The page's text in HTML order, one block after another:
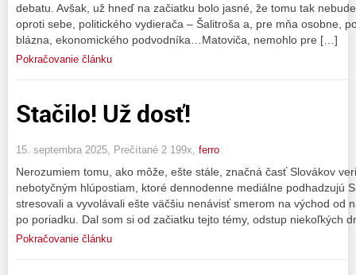
debatu. Avšak, už hneď na začiatku bolo jasné, že tomu tak
oproti sebe, politického vydierača – Šalitroša a, pre mňa osobne,
blázna, ekonomického podvodníka…Matoviča, nemohlo pre […]
Pokračovanie článku
Stačilo! Už dosť!
15. septembra 2025, Prečítané 2 199x, ferro
Nerozumiem tomu, ako môže, ešte stále, značná časť Slovákov
nebotyčným hlúpostiam, ktoré dennodenne mediálne podhadzujú
stresovali a vyvolávali ešte väčšiu nenávisť smerom na východ od
po poriadku. Dal som si od začiatku tejto témy, odstup niekoľkých
Pokračovanie článku